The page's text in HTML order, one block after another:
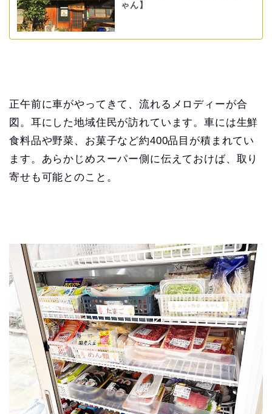
ゃん】
正午前に車がやってきて、流れるメロディーが合
図。耳にした地域住民が訪れています。車には生鮮
食料品や野菜、お菓子など約400品目が積まれてい
ます。あらかじめスーパー側に伝えておけば、取り
寄せも可能とのこと。